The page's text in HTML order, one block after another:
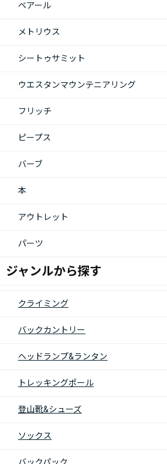
ベアール
メトリウス
シートゥサミット
ウエスタンマウンテニアリング
フリッチ
ピープス
バーブ
本
アウトレット
パーツ
ジャンルから探す
クライミング
バックカントリー
ヘッドランプ&ランタン
トレッキングポール
登山靴&シューズ
ソックス